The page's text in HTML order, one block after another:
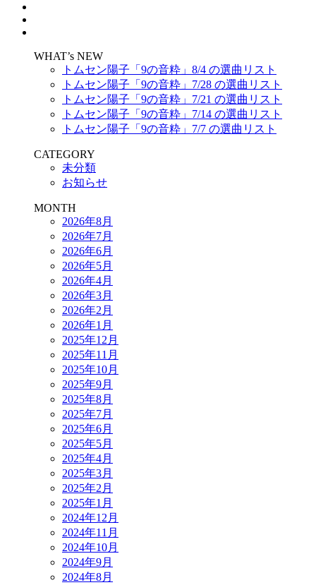
WHAT’s NEW
トムセン陽子「9の音粋」8/4 の選曲リスト
トムセン陽子「9の音粋」7/28 の選曲リスト
トムセン陽子「9の音粋」7/21 の選曲リスト
トムセン陽子「9の音粋」7/14 の選曲リスト
トムセン陽子「9の音粋」7/7 の選曲リスト
CATEGORY
未分類
お知らせ
MONTH
2026年8月
2026年7月
2026年6月
2026年5月
2026年4月
2026年3月
2026年2月
2026年1月
2025年12月
2025年11月
2025年10月
2025年9月
2025年8月
2025年7月
2025年6月
2025年5月
2025年4月
2025年3月
2025年2月
2025年1月
2024年12月
2024年11月
2024年10月
2024年9月
2024年8月